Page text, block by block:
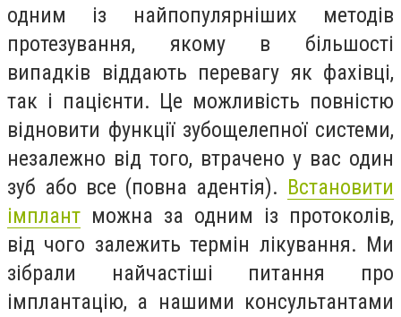
одним із найпопулярніших методів
протезування, якому в більшості
випадків віддають перевагу як фахівці,
так і пацієнти. Це можливість повністю
відновити функції зубощелепної системи,
незалежно від того, втрачено у вас один
зуб або все (повна адентія). Встановити
імплант можна за одним із протоколів,
від чого залежить термін лікування. Ми
зібрали найчастіші питання про
імплантацію, а нашими консультантами